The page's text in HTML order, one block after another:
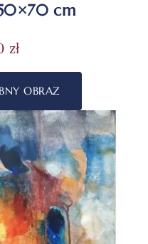
cm
zł
OBRAZ